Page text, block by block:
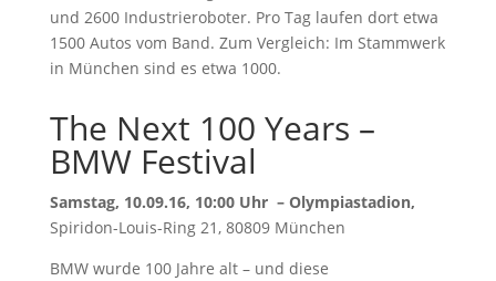
und 2600 Industrieroboter. Pro Tag laufen dort etwa
1500 Autos vom Band. Zum Vergleich: Im Stammwerk
in München sind es etwa 1000.
The Next 100 Years –
BMW Festival
Samstag, 10.09.16, 10:00 Uhr – Olympiastadion,
Spiridon-Louis-Ring 21, 80809 München
BMW wurde 100 Jahre alt – und diese